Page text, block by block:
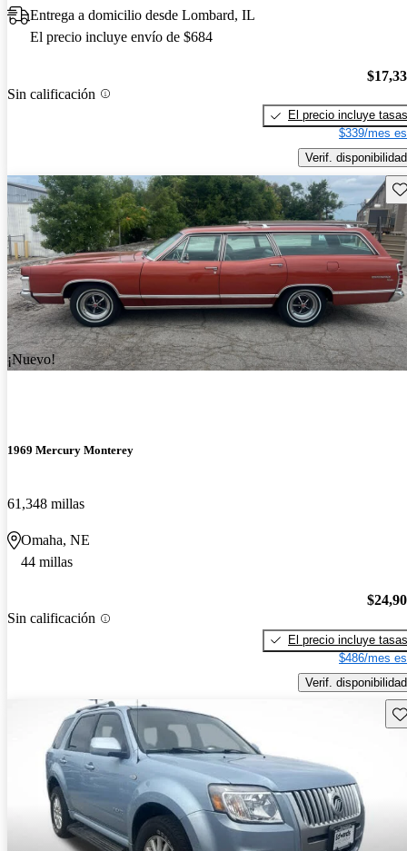
Entrega a domicilio desde Lombard, IL
El precio incluye envío de $684
Sin calificación
El precio incluye tasas
$339/mes
Verif. disponibilidad
¡Nuevo!
1969 Mercury Monterey
61,348 millas
Omaha, NE
44 millas
Sin calificación
El precio incluye tasas
$486/mes
Verif. disponibilidad